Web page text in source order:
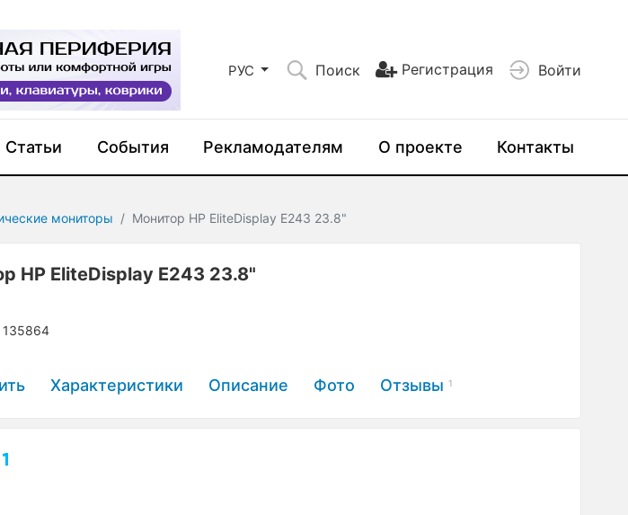
РУС Поиск Регистрация Войти
Статьи События Рекламодателям О проекте Контакты
мониторы Монитор HP EliteDisplay E243 23.8"
HP EliteDisplay E243 23.8"
135864
Характеристики Описание Фото Отзывы1
1